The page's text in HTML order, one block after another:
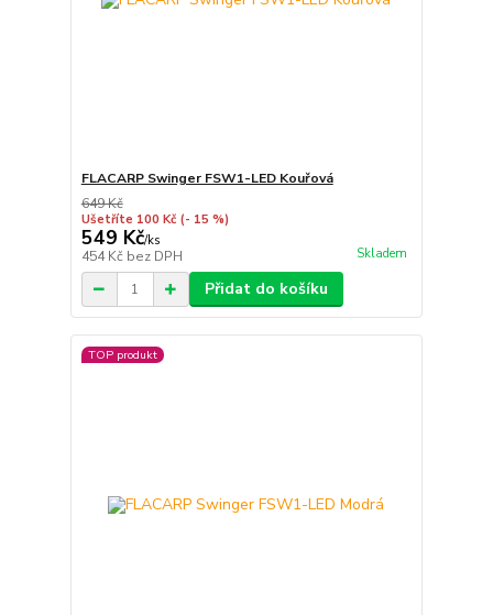
FLACARP Swinger FSW1-LED Kouřová
649 Kč
Ušetříte 100 Kč (- 15 %)
549 Kč/ks
454 Kč bez DPH Skladem
Přidat do košíku
TOP produkt